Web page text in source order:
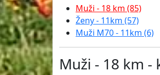
Muži - 18 km (85)
Ženy - 11km (57)
Muži M70 - 11km (6)
Muži - 18 km -